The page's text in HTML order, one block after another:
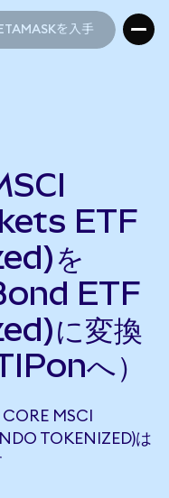
を入手
ETF
を
ETF
に変換
へ）
MSCI
TOKENIZED)は